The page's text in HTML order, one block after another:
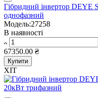
Гібридний інвертор
однофазний
Модель:27258
В наявності
67350.00 ₴
Купити
ХІТ